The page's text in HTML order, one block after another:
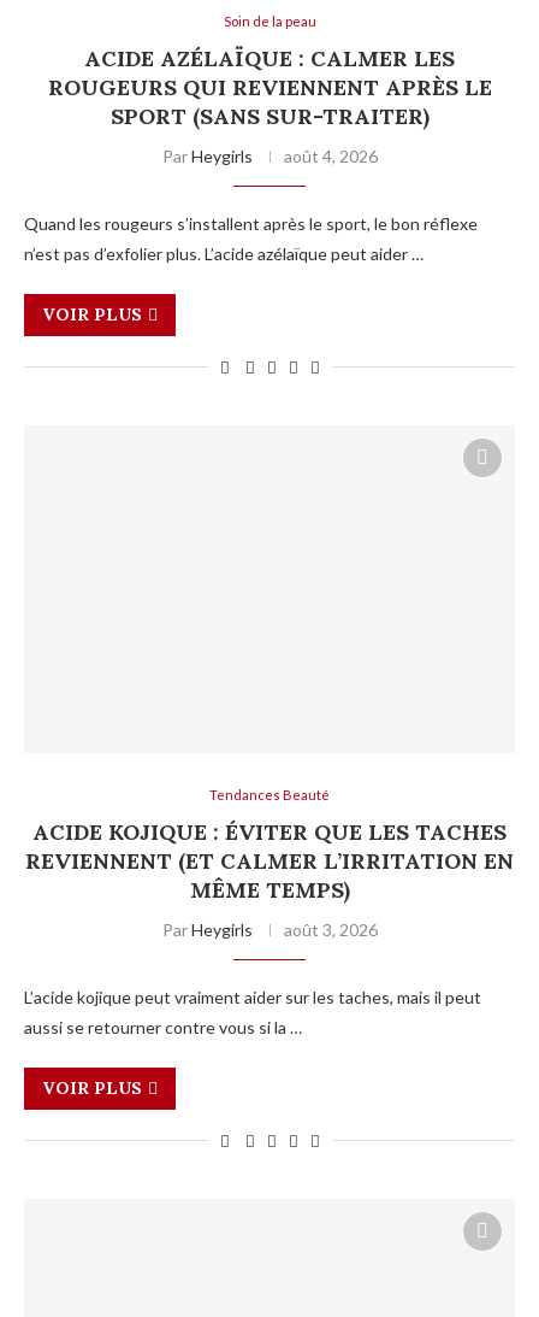
Soin de la peau
ACIDE AZÉLAÏQUE : CALMER LES
ROUGEURS QUI REVIENNENT APRÈS LE
SPORT (SANS SUR-TRAITER)
ParHeygirls août 4, 2026
Quand les rougeurs s’installent après le sport, le bon réflexe
n’est pas d’exfolier plus. L’acide azélaïque peut aider …
VOIR PLUS
Tendances Beauté
ACIDE KOJIQUE : ÉVITER QUE LES TACHES
REVIENNENT (ET CALMER L’IRRITATION EN
MÊME TEMPS)
ParHeygirls août 3, 2026
L’acide kojique peut vraiment aider sur les taches, mais il peut
aussi se retourner contre vous si la …
VOIR PLUS